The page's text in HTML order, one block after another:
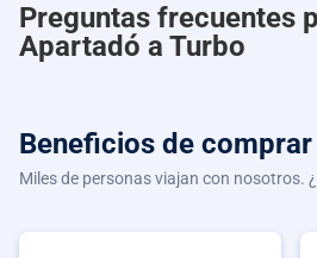
Preguntas frecuentes
Apartadó a Turbo
Beneficios de comprar
Miles de personas viajan con nosotros.